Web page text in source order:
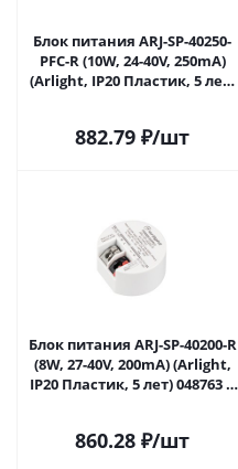
Блок питания ARJ-SP-40250-
PFC-R (10W, 24-40V, 250mA)
(Arlight, IP20 Пластик, 5 лет)
882.79 ₽/шт
Блок питания ARJ-SP-40200-R
(8W, 27-40V, 200mA) (Arlight,
IP20 Пластик, 5 лет) 048763 в
860.28 ₽/шт